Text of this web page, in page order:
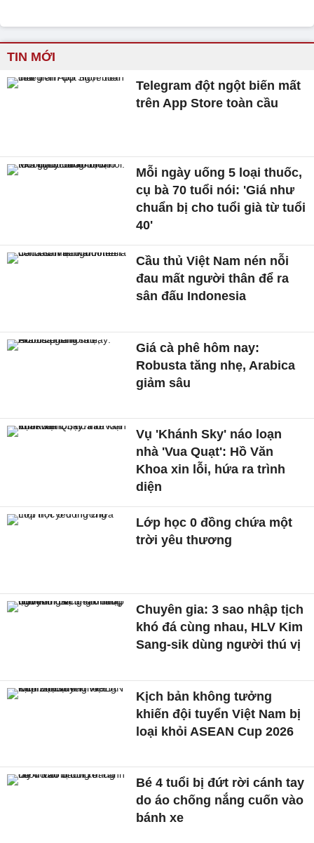
TIN MỚI
Telegram đột ngột biến mất
trên App Store toàn cầu
Mỗi ngày uống 5 loại thuốc,
cụ bà 70 tuổi nói: 'Giá như
chuẩn bị cho tuổi già từ tuổi
40'
Cầu thủ Việt Nam nén nỗi
đau mất người thân để ra
sân đấu Indonesia
Giá cà phê hôm nay:
Robusta tăng nhẹ, Arabica
giảm sâu
Vụ 'Khánh Sky' náo loạn
nhà 'Vua Quạt': Hồ Văn
Khoa xin lỗi, hứa ra trình
diện
Lớp học 0 đồng chứa một
trời yêu thương
Chuyên gia: 3 sao nhập tịch
khó đá cùng nhau, HLV Kim
Sang-sik dùng người thú vị
Kịch bản không tưởng
khiến đội tuyển Việt Nam bị
loại khỏi ASEAN Cup 2026
Bé 4 tuổi bị đứt rời cánh tay
do áo chống nắng cuốn vào
bánh xe